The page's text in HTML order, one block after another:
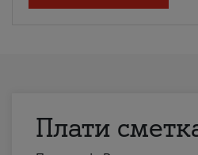
Плати